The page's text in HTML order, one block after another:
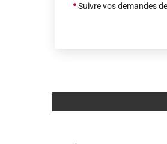
•Suivrevos demandes